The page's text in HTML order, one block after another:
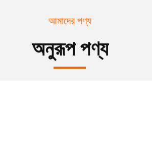
আমাদের পণ্য
অনুরূপ পণ্য